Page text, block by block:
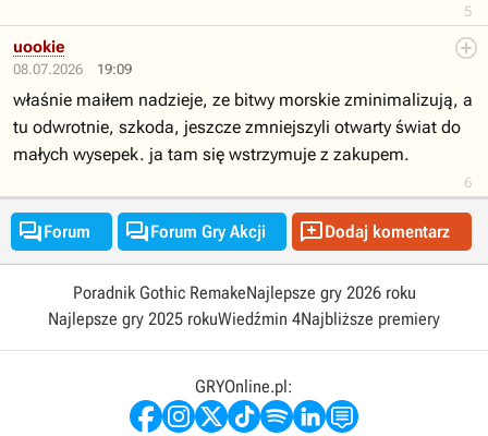
5
08.07.2026 19:09
6
uookie
właśnie maiłem nadzieje, ze bitwy morskie zminimalizują, a
tu odwrotnie, szkoda, jeszcze zmniejszyli otwarty świat do
małych wysepek. ja tam się wstrzymuje z zakupem.
Forum Forum Gry Akcji Dodaj komentarz
Poradnik Gothic RemakeNajlepsze gry 2026 roku
Najlepsze gry 2025 rokuWiedźmin 4Najbliższe premiery
GRYOnline.pl: